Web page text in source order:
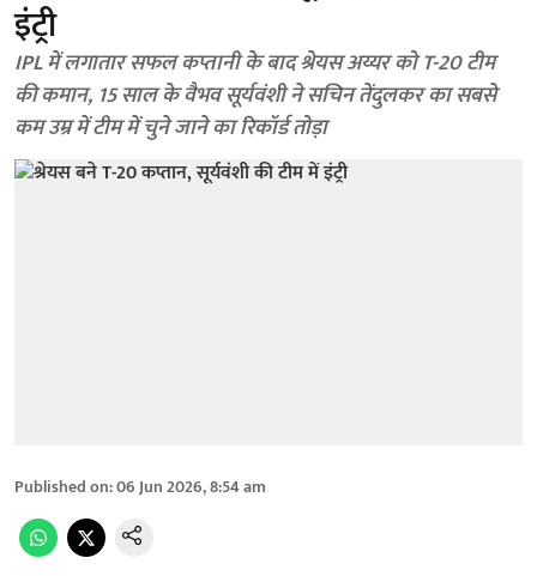
इंट्री
IPL में लगातार सफल कप्तानी के बाद श्रेयस अय्यर को T-20 टीम
की कमान, 15 साल के वैभव सूर्यवंशी ने सचिन तेंदुलकर का सबसे
कम उम्र में टीम में चुने जाने का रिकॉर्ड तोड़ा
Published on:06 Jun 2026, 8:54 am